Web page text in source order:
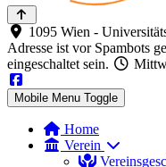
1095 Wien -
Adresse ist vor Spambots
eingeschaltet sein.
Mobile Menu Toggle
Home
Verein